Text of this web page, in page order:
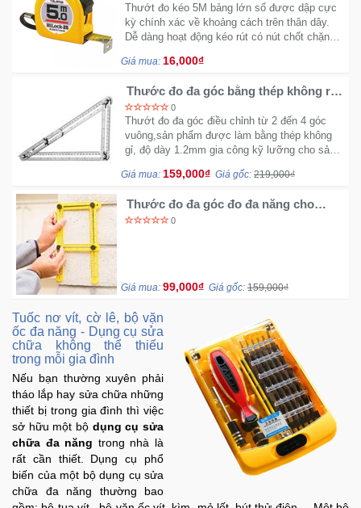
Thướt đo kéo 5M bảng lớn số được dập cực
kỳ chính xác về khoảng cách trên thân dây.
Dễ dàng hoạt động kéo rút có nút chốt chặn
Giá mua: 16,000₫
Thước đo đa góc bằng thép không rỉ
B525 điều chỉnh 2 3 4 góc vuông
0
Thướt đo đa góc điều chỉnh từ 2 đến 4 góc
vuông,sản phẩm được làm bằng thép không
gỉ, độ dày 1.2mm gia công kỹ lưỡng cho sản
cực kỳ cao.
Giá mua: 159,000₫ Giá gốc: 219,000₫
Thước đo đa góc đo đa năng cho
gạch và sàn nhà B125
0
Giá mua: 99,000₫ Giá gốc: 159,000₫
Tuốc nơ vít, cờ lê, bộ vặn
ốc đa năng - Dụng cụ sửa
chữa không thể thiếu
trong mỗi gia đình
Nếu bạn thường xuyên phải
tháo lắp hay sửa chữa những
thiết bị trong gia đình thì việc
sở hữu một bộ dụng cụ sửa
chữa đa năng trong nhà là
rất cần thiết. Dụng cụ phổ
biến của một bộ dụng cụ sửa
chữa đa năng thường bao